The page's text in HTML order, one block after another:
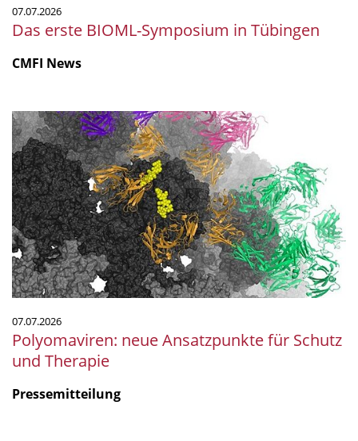
07.07.2026
Das erste BIOML-Symposium in Tübingen
CMFI News
Polyomaviren:
neue
Ansatzpunkte
für
Schutz
und
Therapie
07.07.2026
Polyomaviren: neue Ansatzpunkte für Schutz
und Therapie
Pressemitteilung